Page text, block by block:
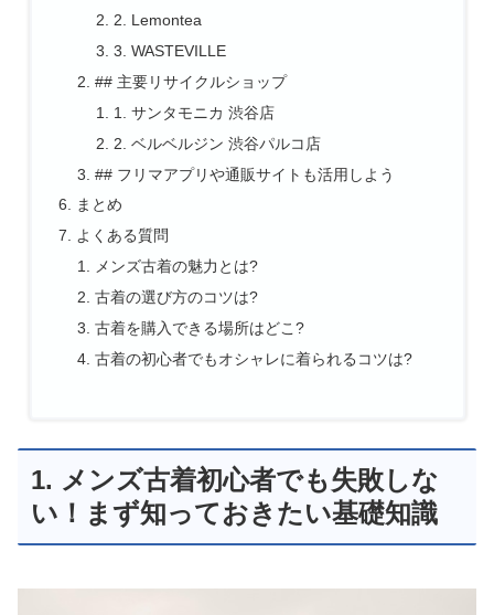
2. Lemontea
3. WASTEVILLE
## 主要リサイクルショップ
1. サンタモニカ 渋谷店
2. ベルベルジン 渋谷パルコ店
## フリマアプリや通販サイトも活用しよう
まとめ
よくある質問
メンズ古着の魅力とは?
古着の選び方のコツは?
古着を購入できる場所はどこ?
古着の初心者でもオシャレに着られるコツは?
1. メンズ古着初心者でも失敗しな
い！まず知っておきたい基礎知識